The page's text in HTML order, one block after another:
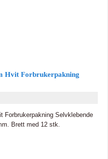
Hvit Forbrukerpakning
Selvklebende
Brett med 12 stk.